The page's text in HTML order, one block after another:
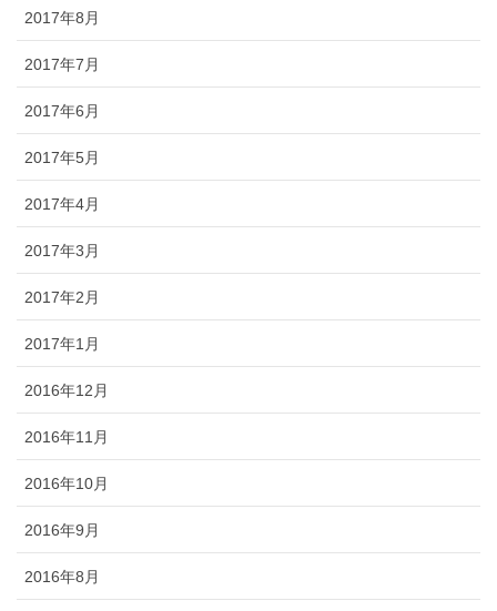
2017年8月
2017年7月
2017年6月
2017年5月
2017年4月
2017年3月
2017年2月
2017年1月
2016年12月
2016年11月
2016年10月
2016年9月
2016年8月